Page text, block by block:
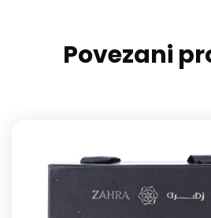
Povezani